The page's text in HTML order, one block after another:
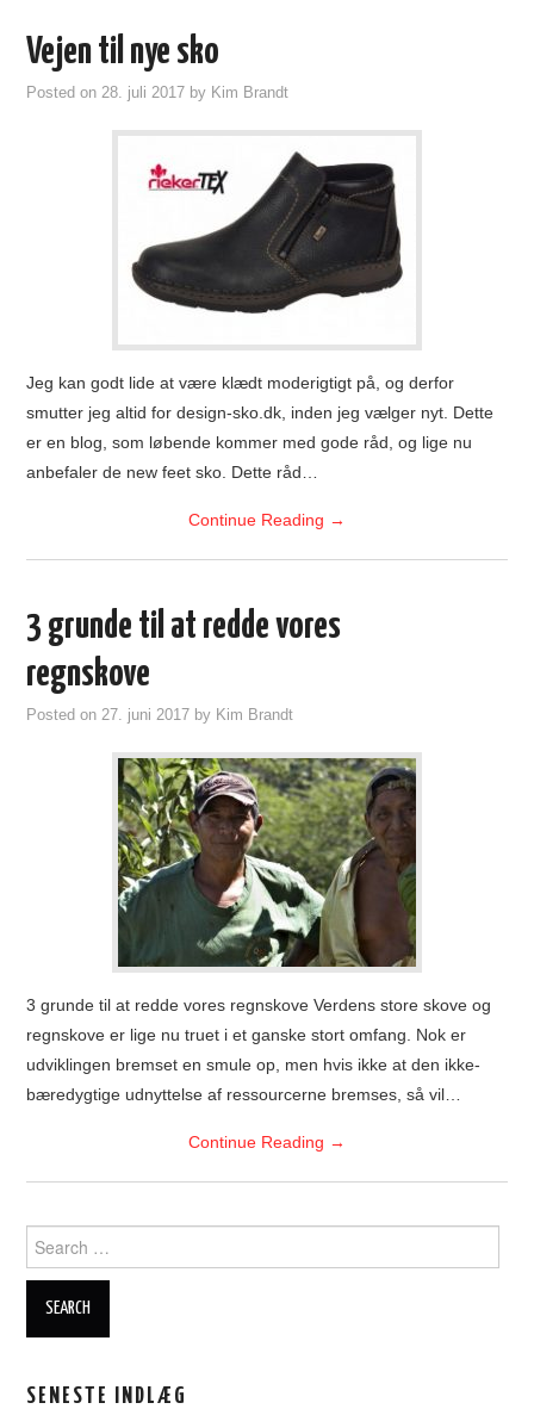
Vejen til nye sko
Posted on28. juli 2017 by Kim Brandt
Jeg kan godt lide at være klædt moderigtigt på, og derfor
smutter jeg altid for design-sko.dk, inden jeg vælger nyt. Dette
er en blog, som løbende kommer med gode råd, og lige nu
anbefaler de new feet sko. Dette råd…
Continue Reading →
3 grunde til at redde vores
regnskove
Posted on27. juni 2017 by Kim Brandt
3 grunde til at redde vores regnskove Verdens store skove og
regnskove er lige nu truet i et ganske stort omfang. Nok er
udviklingen bremset en smule op, men hvis ikke at den ikke-
bæredygtige udnyttelse af ressourcerne bremses, så vil…
Continue Reading →
for:
SENESTE INDLÆG